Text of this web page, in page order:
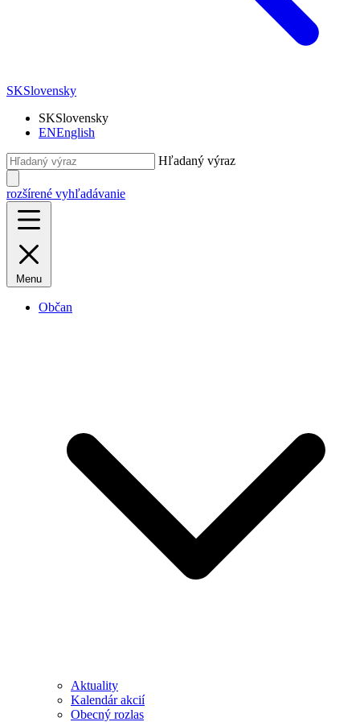
SKSlovensky
SKSlovensky
ENEnglish
Hľadaný výraz
rozšírené vyhľadávanie
Menu
Občan
Aktuality
Kalendár akcií
Obecný rozlas